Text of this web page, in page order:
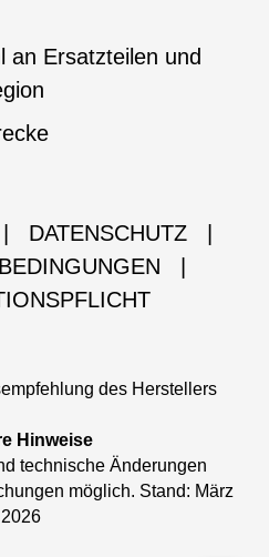
an Ersatzteilen und
DATENSCHUTZ
des Herstellers
Hinweise
technische Änderungen
möglich. Stand: März
2026